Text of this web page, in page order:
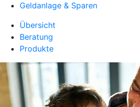
Geldanlage & Sparen
Übersicht
Beratung
Produkte